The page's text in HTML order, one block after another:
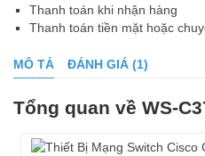
Thanh toán khi nhận hàng
Thanh toán tiền mặt hoặc
MÔ TẢ ĐÁNH GIÁ (1)
Tổng quan về WS-